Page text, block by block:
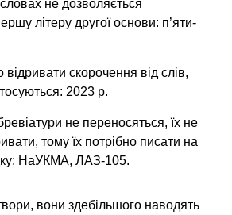
не дозволяється
літеру другої основи: п’яти-
скорочення від слів,
2023 р.
не переносяться, їх не
тому їх потрібно писати на
НаУКМА, ЛАЗ-105.
вони здебільшого наводять